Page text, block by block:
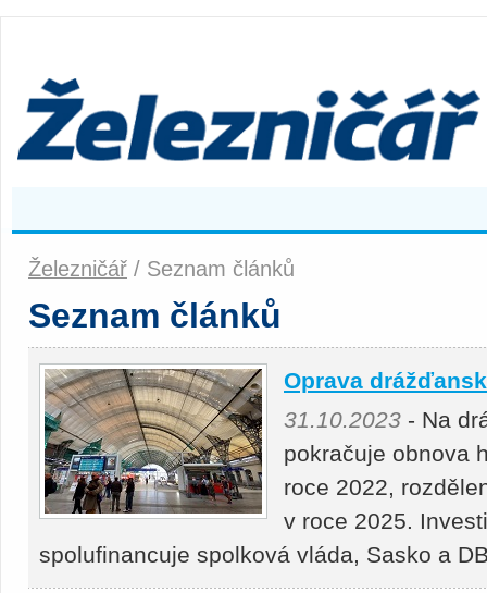
Železničář / Seznam článků
Seznam článků
Oprava
31.10.2023 - Na
pokračuje obnova
roce 2022,
v roce 2025.
spolufinancuje spolková vláda, Sasko a